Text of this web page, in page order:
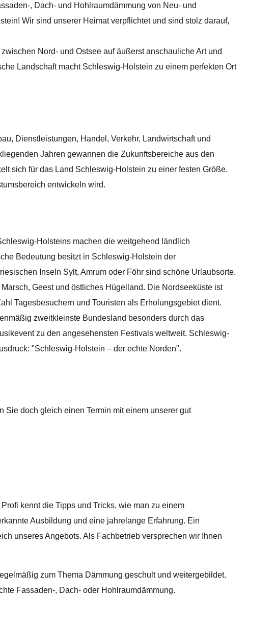
, Dach- und Hohlraumdämmung von Neu- und
Wir sind unserer Heimat verpflichtet und sind stolz darauf,
Nord- und Ostsee auf äußerst anschauliche Art und
Landschaft macht Schleswig-Holstein zu einem perfekten Ort
Dienstleistungen, Handel, Verkehr, Landwirtschaft und
Jahren gewannen die Zukunftsbereiche aus den
sich für das Land Schleswig-Holstein zu einer festen Größe.
entwickeln wird.
Holsteins machen die weitgehend ländlich
Bedeutung besitzt in Schleswig-Holstein der
Inseln Sylt, Amrum oder Föhr sind schöne Urlaubsorte.
Geest und östliches Hügelland. Die Nordseeküste ist
Tagesbesuchern und Touristen als Erholungsgebiet dient.
zweitkleinste Bundesland besonders durch das
zu den angesehensten Festivals weltweit. Schleswig-
"Schleswig-Holstein – der echte Norden".
Sie doch gleich einen Termin mit einem unserer gut
kennt die Tipps und Tricks, wie man zu einem
Ausbildung und eine jahrelange Erfahrung. Ein
unseres Angebots. Als Fachbetrieb versprechen wir Ihnen
zum Thema Dämmung geschult und weitergebildet.
Fassaden-, Dach- oder Hohlraumdämmung.